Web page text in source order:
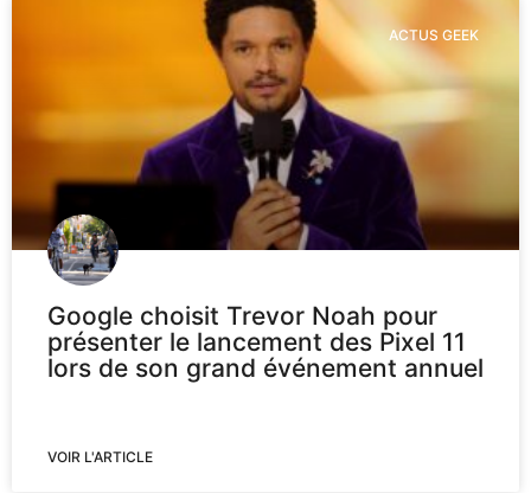
ACTUS GEEK
Google choisit Trevor Noah pour
présenter le lancement des Pixel 11
lors de son grand événement annuel
VOIR L'ARTICLE